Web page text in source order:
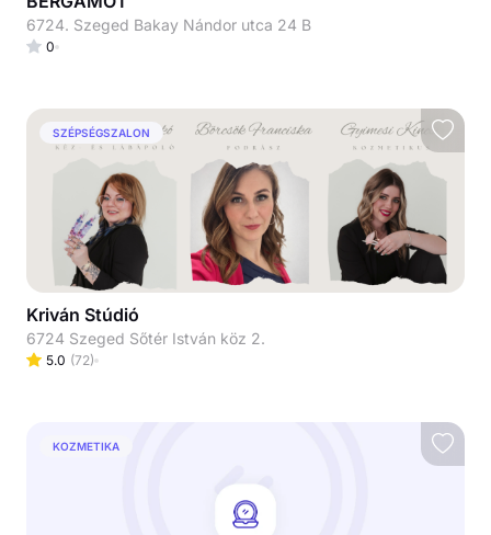
6724. Szeged Bakay Nándor utca 24 B
0
SZÉPSÉGSZALON
Kriván Stúdió
6724 Szeged Sőtér István köz 2.
5.0 (72)
KOZMETIKA